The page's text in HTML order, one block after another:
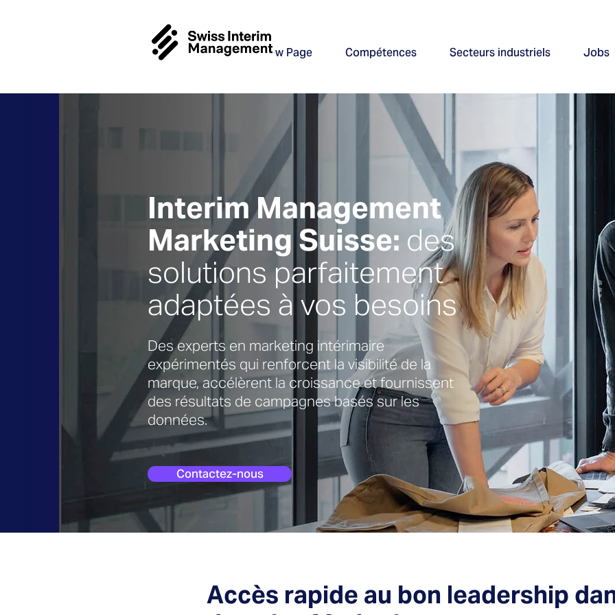
New Page Compétences Secteurs industriels Jobs
Interim Management
Marketing Suisse: des
solutions parfaitement
adaptées à vos besoins
Des experts en marketing intérimaire
expérimentés qui renforcent la visibilité de la
marque, accélèrent la croissance et fournissent
des résultats de campagnes basés sur les
données.
Contactez-nous
Accès rapide au bon leadership